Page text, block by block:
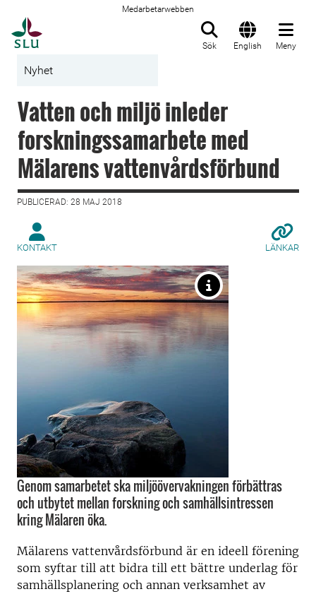
Medarbetarwebben
Sök English Meny
Nyhet
Vatten och miljö inleder
forskningssamarbete med
Mälarens vattenvårdsförbund
PUBLICERAD: 28 MAJ 2018
KONTAKT LÄNKAR
Genom samarbetet ska miljöövervakningen förbättras
och utbytet mellan forskning och samhällsintressen
kring Mälaren öka.
Mälarens vattenvårdsförbund är en ideell förening
som syftar till att bidra till ett bättre underlag för
samhällsplanering och annan verksamhet av